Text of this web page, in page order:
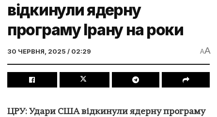
відкинули ядерну
програму Ірану на роки
30 ЧЕРВНЯ, 2025 / 02:29 AA
ЦРУ: Удари США відкинули ядерну програму